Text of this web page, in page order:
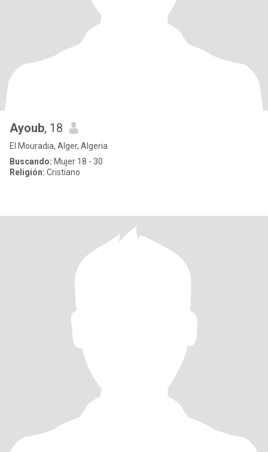
Ayoub, 18
El Mouradia, Alger, Algeria
Buscando: Mujer 18 - 30
Religión: Cristiano